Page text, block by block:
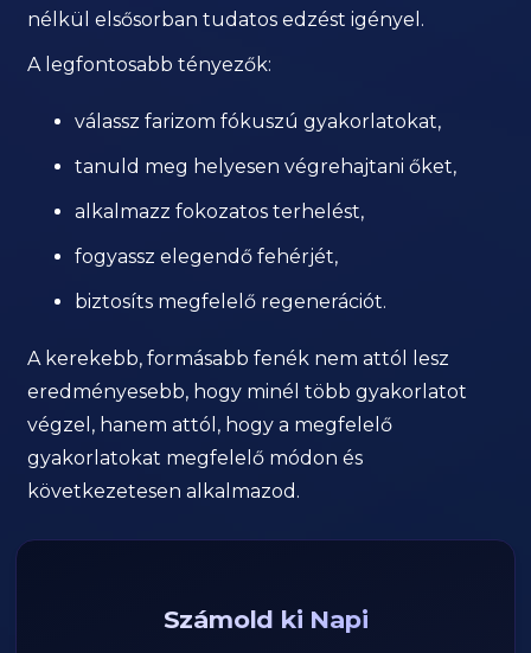
nélkül elsősorban tudatos edzést igényel.
A legfontosabb tényezők:
válassz farizom fókuszú gyakorlatokat,
tanuld meg helyesen végrehajtani őket,
alkalmazz fokozatos terhelést,
fogyassz elegendő fehérjét,
biztosíts megfelelő regenerációt.
A kerekebb, formásabb fenék nem attól lesz
eredményesebb, hogy minél több gyakorlatot
végzel, hanem attól, hogy a megfelelő
gyakorlatokat megfelelő módon és
következetesen alkalmazod.
Számold ki Napi